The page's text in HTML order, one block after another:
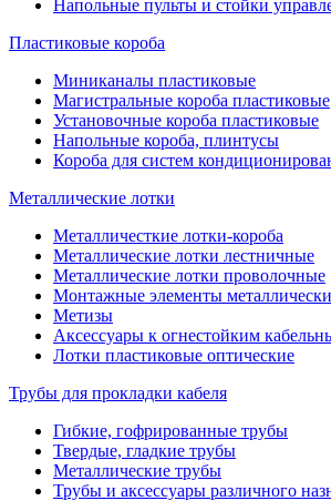
Напольные пульты и стойки
Пластиковые короба
Миниканалы пластиковые
Магистральные короба пластиковые
Установочные короба пластиковые
Напольные короба, плинтусы
Короба для систем
Металлические лотки
Металличесткие лотки-короба
Металлические лотки лестничные
Металлические лотки проволочные
Монтажные элементы
Метизы
Аксессуары к огнестойким
Лотки пластиковые оптические
Трубы для прокладки кабеля
Гибкие, гофрированные трубы
Твердые, гладкие трубы
Металлические трубы
Трубы и аксессуары различного